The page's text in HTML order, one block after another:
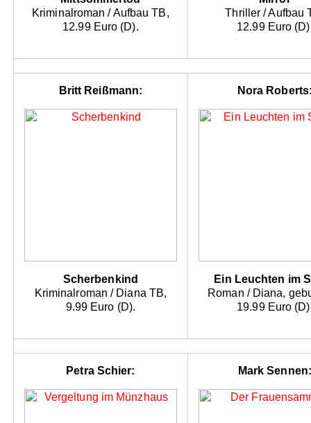
Kriminalroman / Aufbau TB,
12.99 Euro (D).
Thriller / Aufbau
12.99 Euro
Britt Reißmann:
Scherbenkind
Kriminalroman / Diana TB,
9.99 Euro (D).
Nora
Ein Leuchten im
Roman / Diana,
19.99 Euro
Petra Schier: Mark Sennen: